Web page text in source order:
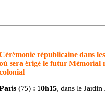
Cérémonie républicaine dans
où sera érigé le futur Mémorial
colonial
Paris(75) : 10h15, dans le